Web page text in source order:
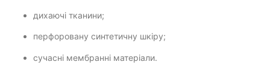
дихаючі тканини;
перфоровану синтетичну шкіру;
сучасні мембранні матеріали.